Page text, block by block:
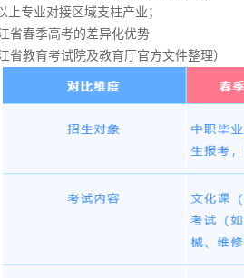
专业对接区域支柱产业；
省春季高考的差异化优势
省教育考试院及教育厅官方文件整理）